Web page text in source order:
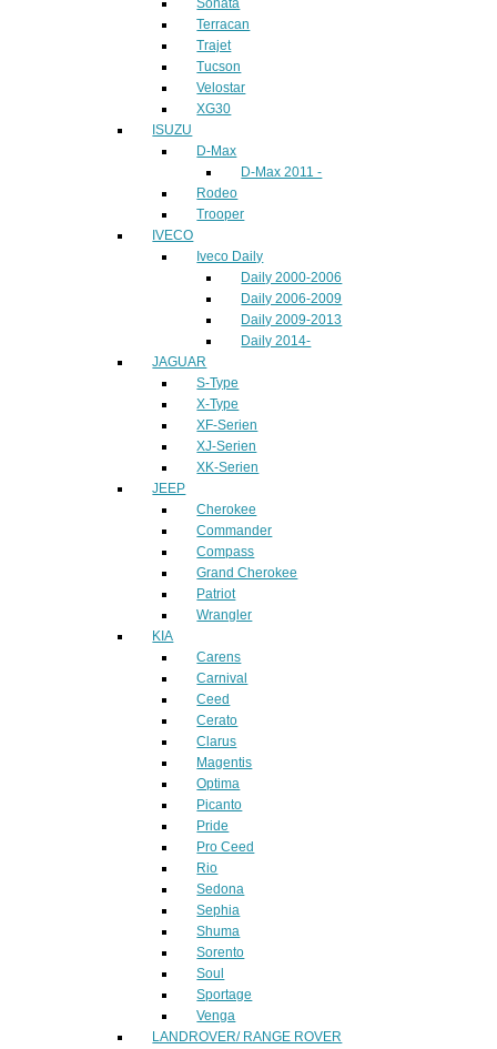
Sonata
Terracan
Trajet
Tucson
Velostar
XG30
ISUZU
D-Max
D-Max 2011 -
Rodeo
Trooper
IVECO
Iveco Daily
Daily 2000-2006
Daily 2006-2009
Daily 2009-2013
Daily 2014-
JAGUAR
S-Type
X-Type
XF-Serien
XJ-Serien
XK-Serien
JEEP
Cherokee
Commander
Compass
Grand Cherokee
Patriot
Wrangler
KIA
Carens
Carnival
Ceed
Cerato
Clarus
Magentis
Optima
Picanto
Pride
Pro Ceed
Rio
Sedona
Sephia
Shuma
Sorento
Soul
Sportage
Venga
LANDROVER/ RANGE ROVER